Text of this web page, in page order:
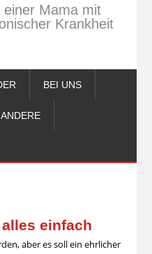
Mama mit
Krankheit
BEI UNS
einfach
aber es soll ein ehrlicher